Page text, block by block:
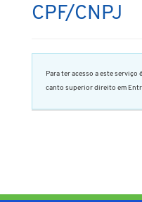
CPF/CNPJ
Para ter acesso a este
canto superior direito em